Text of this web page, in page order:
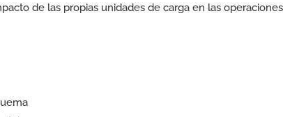
de las propias unidades de carga en las operaciones